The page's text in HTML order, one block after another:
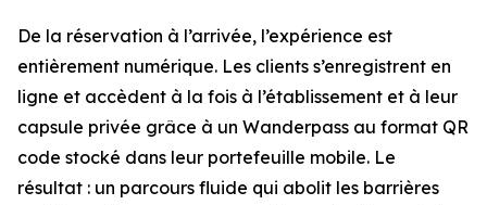
De la réservation à l’arrivée, l’expérience est
entièrement numérique. Les clients s’enregistrent en
ligne et accèdent à la fois à l’établissement et à leur
capsule privée grâce à un Wanderpass au format QR
code stocké dans leur portefeuille mobile. Le
résultat : un parcours fluide qui abolit les barrières